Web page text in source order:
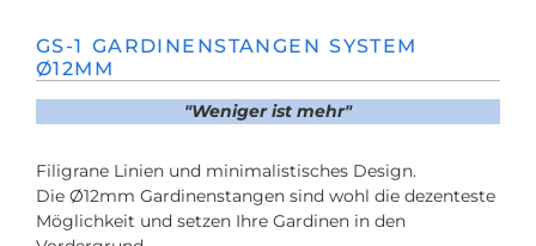
GS-1 GARDINENSTANGEN SYSTEM
Ø12MM
"Weniger ist mehr"
Filigrane Linien und minimalistisches Design.
Die Ø12mm Gardinenstangen sind wohl die dezenteste
Möglichkeit und setzen Ihre Gardinen in den